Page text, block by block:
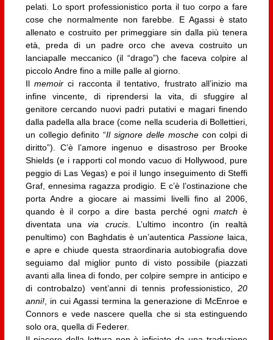
pelati. Lo sport professionistico porta il tuo corpo a fare
cose che normalmente non farebbe. E Agassi è stato
allenato e costruito per primeggiare sin dalla più tenera
età, preda di un padre orco che aveva costruito un
lanciapalle meccanico (il “drago”) che faceva colpire al
piccolo Andre fino a mille palle al giorno.
Ilmemoirci racconta il tentativo, frustrato all’inizio ma
infine vincente, di riprendersi la vita, di sfuggire al
genitore cercando nuovi padri putativi e magari finendo
dalla padella alla brace (come nella scuderia di Bollettieri,
un collegio definito “Il signore delle mosche con colpi di
diritto”). C’è l’amore ingenuo e disastroso per Brooke
Shields (e i rapporti col mondo vacuo di Hollywood, pure
peggio di Las Vegas) e poi il lungo inseguimento di Steffi
Graf, ennesima ragazza prodigio. E c’è l’ostinazione che
porta Andre a giocare ai massimi livelli fino al 2006,
quando è il corpo a dire basta perché ognimatchè
diventata unavia crucis. L’ultimo incontro (in realtà
penultimo) con Baghdatis è un’autenticaPassione laica,
e apre e chiude questa straordinaria autobiografia dove
seguiamo dal miglior punto di visto possibile (piazzati
avanti alla linea di fondo, per colpire sempre in anticipo e
di controbalzo) vent’anni di tennis professionistico,20
anni!, in cui Agassi termina la generazione di McEnroe e
Connors e vede nascere quella che si sta estinguendo
solo ora, quella di Federer.